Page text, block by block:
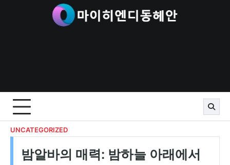
UNCATEGORIZED
밤알바의 매력: 밤하늘 아래에서